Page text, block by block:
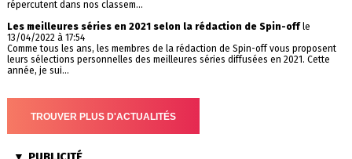
répercutent dans nos classem...
Les meilleures séries en 2021 selon la rédaction de Spin-offle
13/04/2022 à 17:54
Comme tous les ans, les membres de la rédaction de Spin-off vous proposent
leurs sélections personnelles des meilleures séries diffusées en 2021. Cette
année, je sui...